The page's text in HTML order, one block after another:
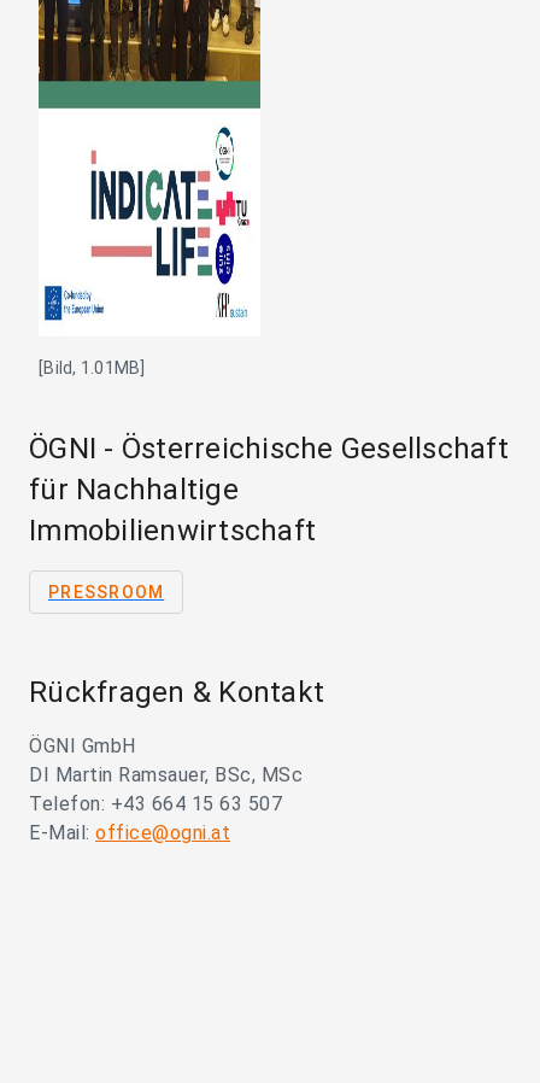
[Bild, 1.01MB]
ÖGNI - Österreichische Gesellschaft
für Nachhaltige
Immobilienwirtschaft
PRESSROOM
Rückfragen & Kontakt
ÖGNI GmbH
DI Martin Ramsauer, BSc, MSc
Telefon: +43 664 15 63 507
E-Mail: office@ogni.at